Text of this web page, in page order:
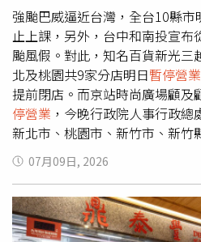
強颱巴威逼近台灣，全台10縣
止上課，另外，台中和南投宣
颱風假。對此，知名百貨新光三
北及桃園共9家分店明日暫停營業
提前閉店。而京站時尚廣場顧及
停營業 ，今晚行政院人事行政總
新北市、桃園市、新竹市、新竹
縣和連江縣明（10）日停止上
店的知名百貨新光三越強調，
的安全放在第一位，宣布台北市
停止營業，台中店則於10日晚間
名百貨京站時尚廣場今晚也在官
07月09日, 2026